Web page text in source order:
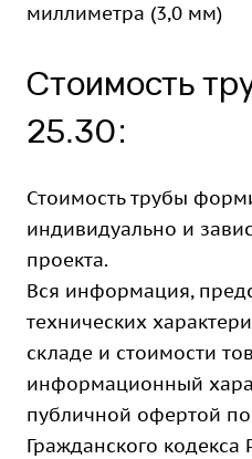
миллиметра (3,0 мм)
Стоимость
25.30:
Стоимость трубы
индивидуально и
проекта.
Вся информация,
технических
складе и стоимости
информационный
публичной офертой по
Гражданского кодекса